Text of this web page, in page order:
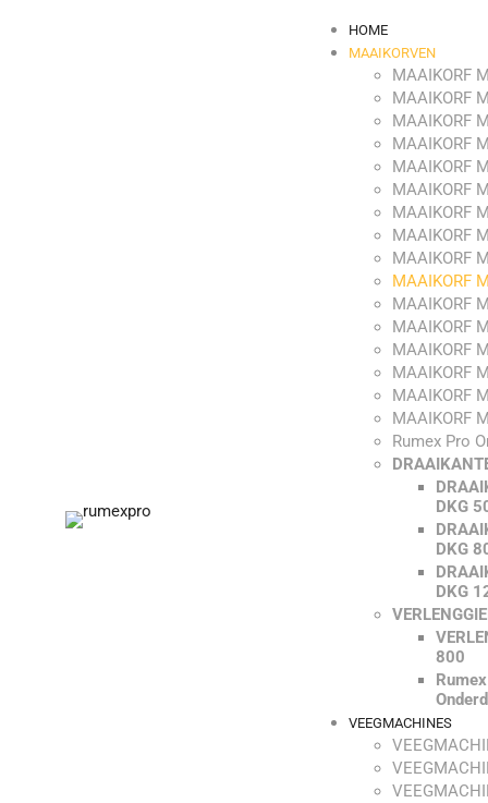
HOME
MAAIKORVEN
MAAIKORF
MAAIKORF
MAAIKORF
MAAIKORF
MAAIKORF
MAAIKORF
MAAIKORF
MAAIKORF
MAAIKORF
MAAIKORF
MAAIKORF
MAAIKORF
MAAIKORF
MAAIKORF
MAAIKORF
MAAIKORF
Rumex Pro
DKG
DKG
DKG
800
VEEGMACHINES